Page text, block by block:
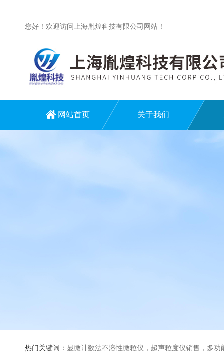
您好！欢迎访问上海胤煌科技有限公司网站！
网站首页 关于我们
热门关键词： 显微计数法不溶性微粒仪，超声粒度仪销售，多功能超声粒度分析仪，粒度及